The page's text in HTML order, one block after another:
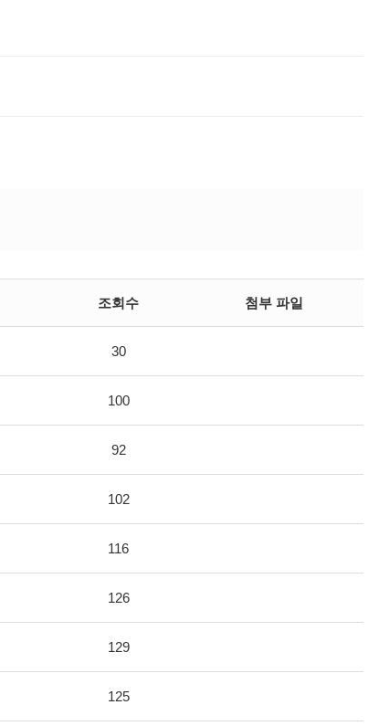
조회수 첨부 파일
30
100
92
102
116
126
129
125